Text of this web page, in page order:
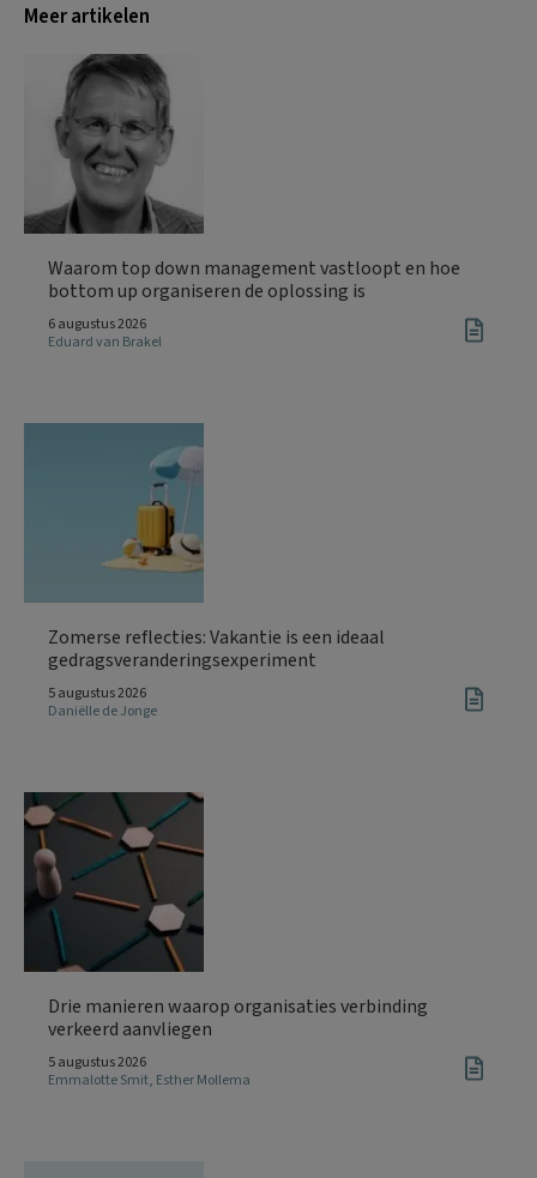
Meer artikelen
Waarom top down management vastloopt en hoe
bottom up organiseren de oplossing is
6 augustus 2026
Eduard van Brakel
Zomerse reflecties: Vakantie is een ideaal
gedragsveranderingsexperiment
5 augustus 2026
Daniëlle de Jonge
Drie manieren waarop organisaties verbinding
verkeerd aanvliegen
5 augustus 2026
Emmalotte Smit, Esther Mollema